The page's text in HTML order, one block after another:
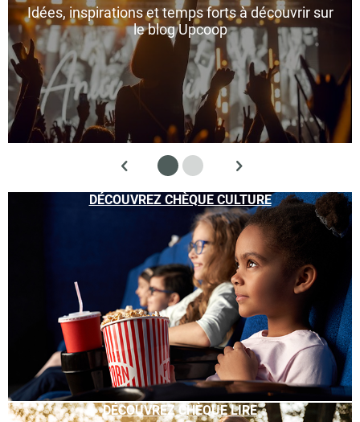
Idées, inspirations et temps forts à découvrir sur
le blog Upcoop
DÉCOUVREZ CHÈQUE CULTURE
DÉCOUVREZ CHÈQUE LIRE